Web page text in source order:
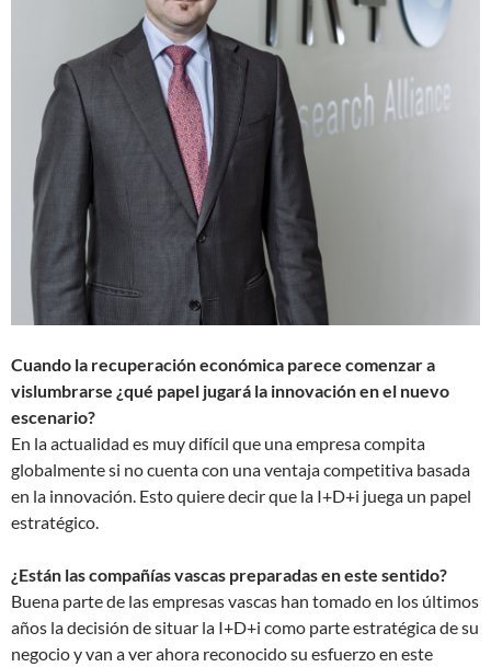
Cuando la recuperación económica parece comenzara
vislumbrarse ¿qué papel jugará la innovaciónen el nuevo
escenario?
En la actualidad es muy difícil que una empresa compita
globalmente si no cuenta con una ventaja competitiva basada
en la innovación. Esto quiere decir que la I+D+i juega un papel
estratégico.
¿Están las compañías vascas preparadas en este sentido?
Buena parte de las empresas vascas han tomado en los últimos
años la decisión de situar la I+D+i como parte estratégica de su
negocio y van a ver ahora reconocido su esfuerzo en este